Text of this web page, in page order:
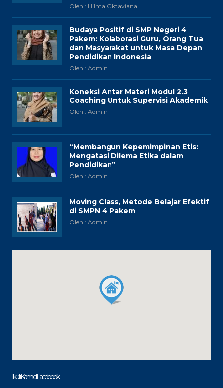
Oleh : Hilma Oktaviana
Budaya Positif di SMP Negeri 4
Pakem: Kolaborasi Guru, Orang Tua
dan Masyarakat untuk Masa Depan
Pendidikan Indonesia
Oleh : Admin
Koneksi Antar Materi Modul 2.3
Coaching Untuk Supervisi Akademik
Oleh : Admin
“Membangun Kepemimpinan Etis:
Mengatasi Dilema Etika dalam
Pendidikan”
Oleh : Admin
Moving Class, Metode Belajar Efektif
di SMPN 4 Pakem
Oleh : Admin
Ikuti Kami di Facebook